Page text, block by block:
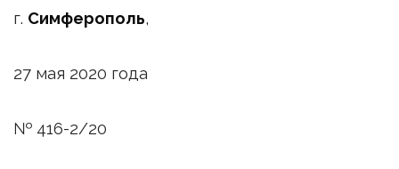
г. Симферополь,
27 мая 2020 года
№ 416-2/20